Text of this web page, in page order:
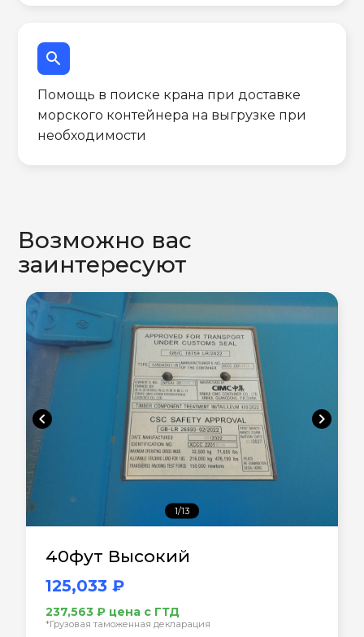
search
Помощь в поиске крана при доставке
морского контейнера на выгрузке при
необходимости
Возможно вас
заинтересуют
chevron_left chevron_right
1/13
40фут Высокий
125,033 ₽
237,563 ₽ цена с ГТД
*Грузовая таможенная декларация